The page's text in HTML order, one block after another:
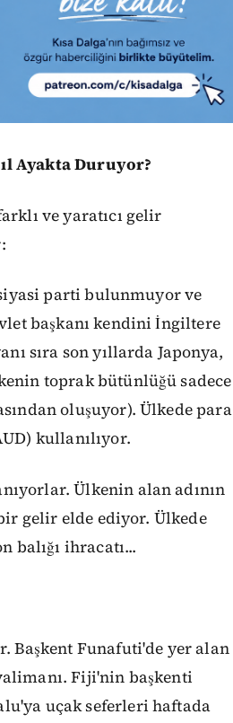
Ayakta Duruyor?
ve yaratıcı gelir
parti bulunmuyor ve
başkanı kendini İngiltere
sıra son yıllarda Japonya,
toprak bütünlüğü sadece
oluşuyor). Ülkede para
kullanılıyor.
Ülkenin alan adının
gelir elde ediyor. Ülkede
balığı ihracatı...
Başkent Funafuti'de yer alan
Fiji'nin başkenti
uçak seferleri haftada